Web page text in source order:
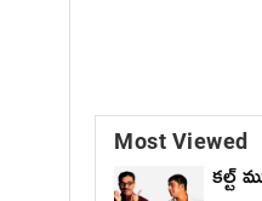
Most Viewed
కల్ట్